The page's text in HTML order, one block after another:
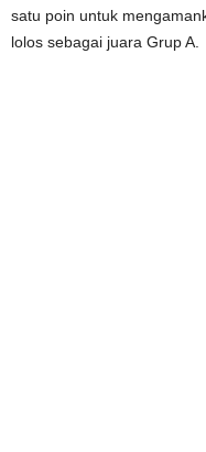
satu poin untuk
lolos sebagai juara Grup A.